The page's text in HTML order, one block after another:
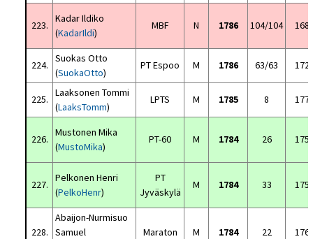
223.
Kadar Ildiko
(KadarIldi)
MBF N 1786 104/104
224.
Suokas Otto
(SuokaOtto)
PT Espoo M 1786 63/63
225.
Laaksonen Tommi
(LaaksTomm)
LPTS M 1785 8
226.
Mustonen Mika
(MustoMika)
PT-60 M 1784 26
227.
Pelkonen Henri
(PelkoHenr)
PT
Jyväskylä
M 1784 33
228.
Abaijon-Nurmisuo
Samuel
Maraton M 1784 22